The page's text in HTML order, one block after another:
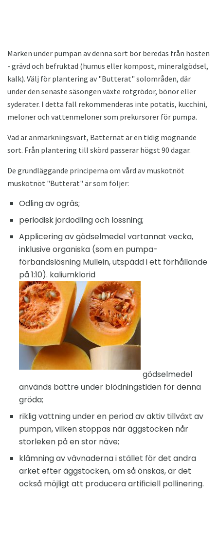
Marken under pumpan av denna sort bör beredas från hösten
- grävd och befruktad (humus eller kompost, mineralgödsel,
kalk). Välj för plantering av "Butterat" solområden, där
under den senaste säsongen växte rotgrödor, bönor eller
syderater. I detta fall rekommenderas inte potatis, kucchini,
meloner och vattenmeloner som prekursorer för pumpa.
Vad är anmärkningsvärt, Batternat är en tidig mognande
sort. Från plantering till skörd passerar högst 90 dagar.
De grundläggande principerna om vård av muskotnöt
muskotnöt "Butterat" är som följer:
Odling av ogräs;
periodisk jordodling och lossning;
Applicering av gödselmedel vartannat vecka,
inklusive organiska (som en pumpa-
förbandslösning Mullein, utspädd i ett förhållande
på 1:10). kaliumklorid
gödselmedel
används bättre under blödningstiden för denna
gröda;
riklig vattning under en period av aktiv tillväxt av
pumpan, vilken stoppas när äggstocken når
storleken på en stor näve;
klämning av vävnaderna i stället för det andra
arket efter äggstocken, om så önskas, är det
också möjligt att producera artificiell pollinering.